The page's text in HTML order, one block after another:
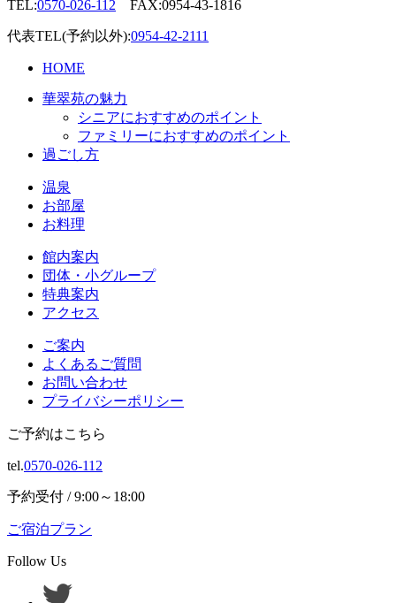
TEL:0570-026-112 FAX:0954-43-1816
代表TEL(予約以外):0954-42-2111
HOME
華翠苑の魅力
シニアにおすすめのポイント
ファミリーにおすすめのポイント
過ごし方
温泉
お部屋
お料理
館内案内
団体・小グループ
特典案内
アクセス
ご案内
よくあるご質問
お問い合わせ
プライバシーポリシー
ご予約はこちら
tel.0570-026-112
予約受付 / 9:00～18:00
ご宿泊プラン
Follow Us